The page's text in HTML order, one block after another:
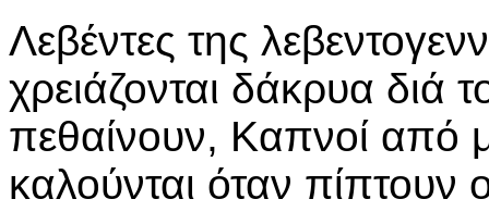
Λεβέντες της
χρειάζονται δάκρυα διά
πεθαίνουν, Καπνοί από
καλούνται όταν πίπτουν